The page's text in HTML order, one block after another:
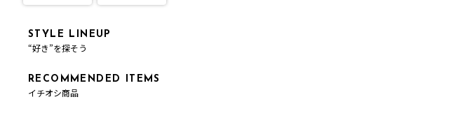
STYLE LINEUP
“好き”を探そう
RECOMMENDED ITEMS
イチオシ商品